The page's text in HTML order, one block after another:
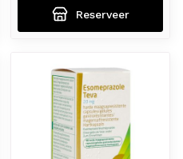
Reserveer